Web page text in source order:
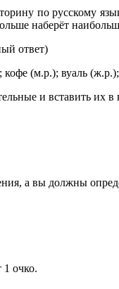
по русскому
наберёт
ответ)
(м.р.); вуаль
и вставить их
а вы должны
1 очко.